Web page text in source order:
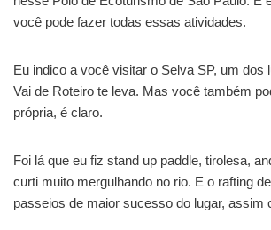
você pode fazer todas essas atividades.
Eu indico a você visitar o Selva SP, um dos
Vai de Roteiro te leva. Mas você também
própria, é claro.
Foi lá que eu fiz stand up paddle, tirolesa,
curti muito mergulhando no rio. E o rafting
passeios de maior sucesso do lugar, assim